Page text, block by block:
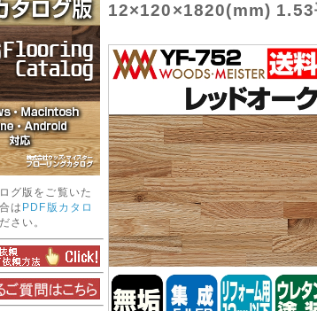
グ版をご覧いた
は PDF版カタロ
さい。
12×120×1820(mm) 1.53